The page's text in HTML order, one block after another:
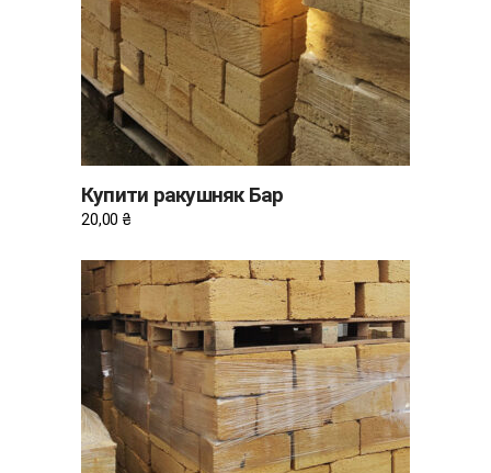
Купити ракушняк Бар
20,00 ₴
ДОДАТИ В КОШИК